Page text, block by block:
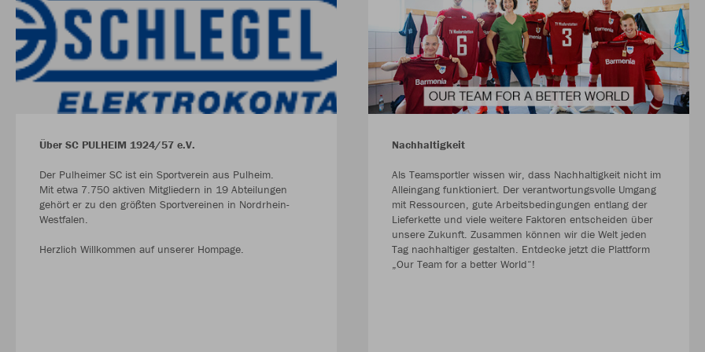
Über SC PULHEIM 1924/57 e.V.
Der Pulheimer SC ist ein Sportverein aus Pulheim.
Mit etwa 7.750 aktiven Mitgliedern in 19 Abteilungen
gehört er zu den größten Sportvereinen in Nordrhein-
Westfalen.
Herzlich Willkommen auf unserer Hompage.
Nachhaltigkeit
Als Teamsportler wissen wir, dass Nachhaltigkeit nicht im
Alleingang funktioniert. Der verantwortungsvolle Umgang
mit Ressourcen, gute Arbeitsbedingungen entlang der
Lieferkette und viele weitere Faktoren entscheiden über
unsere Zukunft. Zusammen können wir die Welt jeden
Tag nachhaltiger gestalten. Entdecke jetzt die Plattform
„Our Team for a better World“!